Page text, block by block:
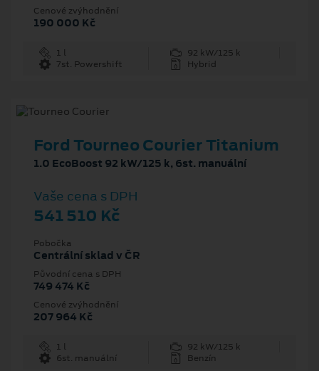
Cenové zvýhodnění
190 000 Kč
1 l
92 kW/125 k
7st. Powershift
Hybrid
Ford Tourneo Courier Titanium
1.0 EcoBoost 92 kW/125 k, 6st. manuální
Vaše cena s DPH
541 510 Kč
Pobočka
Centrální sklad v ČR
Původní cena s DPH
749 474 Kč
Cenové zvýhodnění
207 964 Kč
1 l
92 kW/125 k
6st. manuální
Benzín